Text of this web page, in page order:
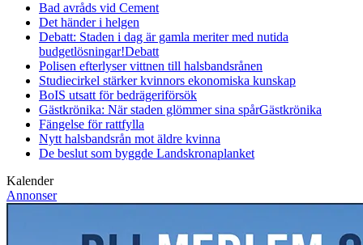
Bad avråds vid Cement
Det händer i helgen
Debatt: Staden i dag är gamla meriter med nutida
budgetlösningar!Debatt
Polisen efterlyser vittnen till halsbandsrånen
Studiecirkel stärker kvinnors ekonomiska kunskap
BoIS utsatt för bedrägeriförsök
Gästkrönika: När staden glömmer sina spårGästkrönika
Fängelse för rattfylla
Nytt halsbandsrån mot äldre kvinna
De beslut som byggde Landskronaplanket
Kalender
Annonser